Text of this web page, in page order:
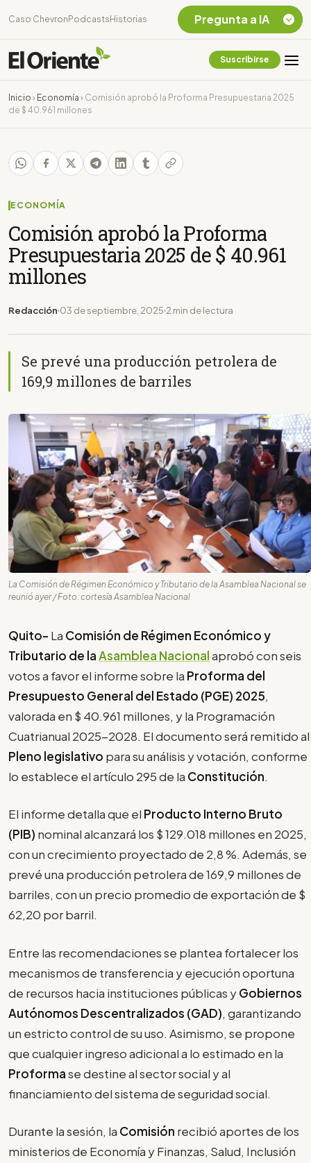
Caso Chevron Podcasts Historias
Suscribirse
Inicio › Economía › Comisión aprobó la Proforma Presupuestaria 2025
de $ 40.961 millones
ECONOMÍA
Comisión aprobó la Proforma
Presupuestaria 2025 de $ 40.961
millones
Redacción 03 de septiembre, 2025 2 min de lectura
Se prevé una producción petrolera de
169,9 millones de barriles
La Comisión de Régimen Económico y Tributario de la Asamblea Nacional se
reunió ayer / Foto: cortesía Asamblea Nacional
Quito- La Comisión de Régimen Económico y
Tributario de laAsamblea Nacionalaprobó con seis
votos a favor el informe sobre la Proforma del
Presupuesto General del Estado (PGE) 2025,
valorada en $ 40.961 millones, y la Programación
Cuatrianual 2025-2028. El documento será remitido al
Pleno legislativo para su análisis y votación, conforme
lo establece el artículo 295 de la Constitución.
El informe detalla que el Producto Interno Bruto
(PIB) nominal alcanzará los $ 129.018 millones en 2025,
con un crecimiento proyectado de 2,8 %. Además, se
prevé una producción petrolera de 169,9 millones de
barriles, con un precio promedio de exportación de $
62,20 por barril.
Entre las recomendaciones se plantea fortalecer los
mecanismos de transferencia y ejecución oportuna
de recursos hacia instituciones públicas yGobiernos
Autónomos Descentralizados (GAD), garantizando
un estricto control de su uso. Asimismo, se propone
que cualquier ingreso adicional a lo estimado en la
Proformase destine al sector social y al
financiamiento del sistema de seguridad social.
Durante la sesión, la Comisión recibió aportes de los
ministerios de Economía y Finanzas, Salud, Inclusión
Pregunta a IA
Chevron Ecuador